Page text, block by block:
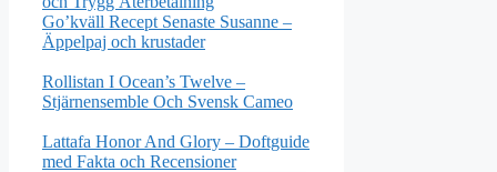
Go’kväll Recept Senaste Susanne –
Äppelpaj och krustader
Rollistan I Ocean’s Twelve –
Stjärnensemble Och Svensk Cameo
Lattafa Honor And Glory – Doftguide
med Fakta och Recensioner